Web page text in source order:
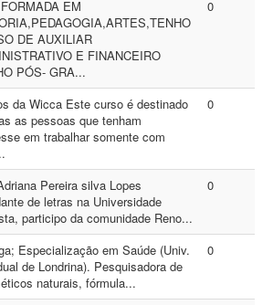
EM
DE AUXILIAR
E FINANCEIRO
PÓS- GRA...
0
da Wicca Este curso é destinado
as pessoas que tenham
em trabalhar somente com
0
Pereira silva Lopes
de letras na Universidade
participo da comunidade Reno...
0
Especialização em Saúde (Univ.
de Londrina). Pesquisadora de
naturais, fórmula...
0